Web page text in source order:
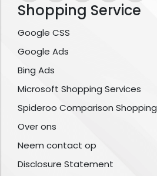
Shopping Service
Google CSS
Google Ads
Bing Ads
Microsoft Shopping Services
Spideroo Comparison Shopping
Over ons
Neem contact op
Disclosure Statement